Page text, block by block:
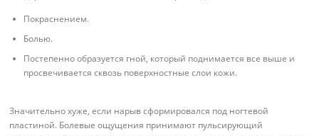
Покраснением.
Болью.
Постепенно образуется гной, который поднимается все выше и
просвечивается сквозь поверхностные слои кожи.
Значительно хуже, если нарыв сформировался под ногтевой
пластиной. Болевые ощущения принимают пульсирующий